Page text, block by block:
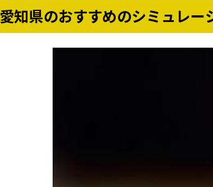
愛知県のおすすめのシミュレー